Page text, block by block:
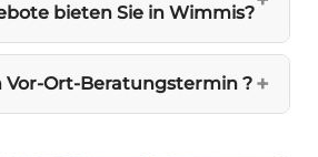
bieten Sie in Wimmis?
Vor-Ort-Beratungstermin ?